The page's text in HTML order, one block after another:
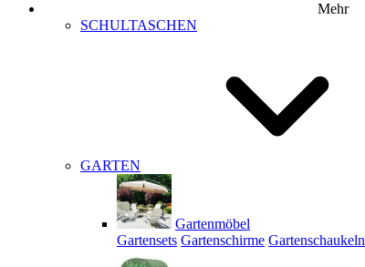
Mehr
SCHULTASCHEN
GARTEN
Gartenmöbel
Gartensets Gartenschirme Gartenschaukeln